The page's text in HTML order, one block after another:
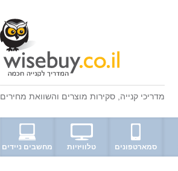
מדריכי קנייה סקירות מוצרים והשוואת מחירים
סמארטפונים טלוויזיות מחשבים ניידים